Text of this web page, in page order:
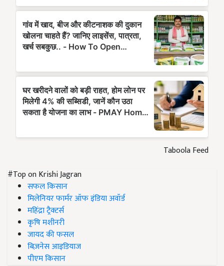
Taboola Feed
#Top on Krishi Jagran
सफल किसान
मिलेनियर फार्मर ऑफ इंडिया अवॉर्ड
महिंद्रा ट्रैक्टर्स
कृषि मशीनरी
जायद की फसल
बिज़नेस आइडियाज
पीएम किसान